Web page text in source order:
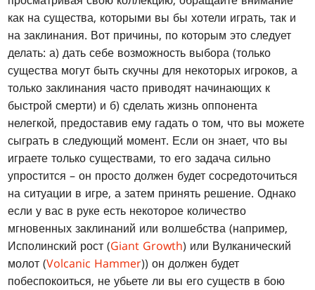
как на существа, которыми вы бы хотели играть, так и
на заклинания. Вот причины, по которым это следует
делать: а) дать себе возможность выбора (только
существа могут быть скучны для некоторых игроков, а
только заклинания часто приводят начинающих к
быстрой смерти) и б) сделать жизнь оппонента
нелегкой, предоставив ему гадать о том, что вы можете
сыграть в следующий момент. Если он знает, что вы
играете только существами, то его задача сильно
упростится – он просто должен будет сосредоточиться
на ситуации в игре, а затем принять решение. Однако
если у вас в руке есть некоторое количество
мгновенных заклинаний или волшебства (например,
Исполинский рост (Giant Growth) или Вулканический
молот (Volcanic Hammer)) он должен будет
побеспокоиться, не убьете ли вы его существ в бою